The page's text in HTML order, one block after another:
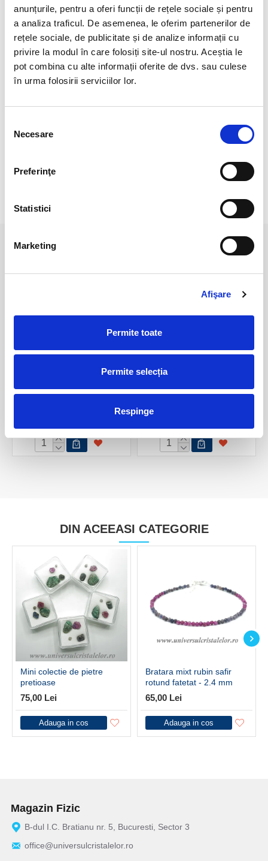
anunțurile, pentru a oferi funcții de rețele sociale și pentru
a analiza traficul. De asemenea, le oferim partenerilor de
rețele sociale, de publicitate și de analize informații cu
privire la modul în care folosiți site-ul nostru. Aceștia le
pot combina cu alte informații oferite de dvs. sau culese
în urma folosirii serviciilor lor.
consimțământului
Necesare
Preferinţe
Statistici
Marketing
Afişare
Permite toate
Permite selecția
Respinge
Pandantiv de rubin in cianit brut.
Cristal natural 100 %.
Pretul se refera la 1 bucata asemanatoare cu cele 5 din
fotografie.
dispozitivului dumneavoastra (smartphone, tableta, laptop,
monitor).Pozele sunt realizate cu aparat profesionist sub
PRODUSE ASEMANATOARE
DIN ACEEASI CATEGORIE
Mini colectie de pietre
pretioase
75,00 Lei
Adauga in cos
Bratara mixt rubin safir
rotund fatetat - 2.4 mm
65,00 Lei
Adauga in cos
Magazin Fizic
B-dul I.C. Bratianu nr. 5, Bucuresti, Sector 3
office@universulcristalelor.ro